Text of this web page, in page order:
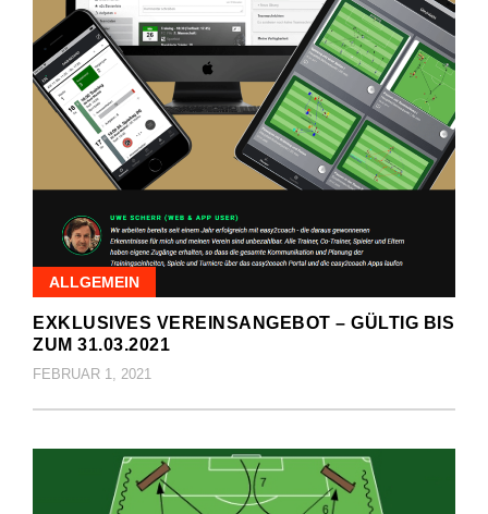
ALLGEMEIN
EXKLUSIVES VEREINSANGEBOT – GÜLTIG BIS
ZUM 31.03.2021
FEBRUAR 1, 2021